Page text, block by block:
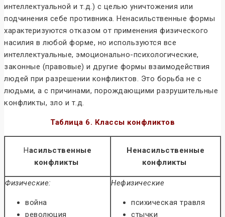
интеллектуальной и т.д.) с целью уничтожения или
подчинения себе противника. Ненасильственные формы
характеризуются отказом от применения физического
насилия в любой форме, но используются все
интеллектуальные, эмоционально-психологические,
законные (правовые) и другие формы взаимодействия
людей при разрешении конфликтов. Это борьба не с
людьми, а с причинами, порождающими разрушительные
конфликты, зло и т.д.
Таблица 6. Классы конфликтов
Насильственные
конфликты
Ненасильственные
конфликты
Физические:
война
революция
Нефизические
психическая травля
стычки